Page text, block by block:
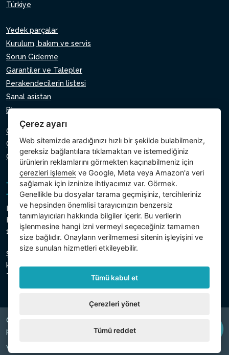
Türkiye
Yedek parçalar
Kurulum, bakım ve servis
Sorun Giderme
Garantiler ve Talepler
Perakendecilerin listesi
Sanal asistan
Bize yazın
Gizlilik Politikası
Çerez Politikası
Çerezlerin ayarı
Intex Trading, s.r.o.
Hradecká 2526/3
130 00 Prag 3 - Çek Cumhuriyeti
Şirket, Prag Belediye Mahkemesi, Bölüm C, Insert 74759'da
kayıtlıdır.
Ticaret sicil numarası 26150808, VKN CZ26150808
Copyright © 2026 INTEX TRADING s.r.o. Všechna
právavyhrazena.
Web tarafından
Çerez ayarı
Web sitemizde aradığınızı hızlı bir şekilde bulabilmeniz,
gereksiz bağlantılara tıklamaktan ve istemediğiniz
ürünlerin reklamlarını görmekten kaçınabilmeniz için
çerezleri işlemek ve Google, Meta veya Amazon'a veri
sağlamak için izninize ihtiyacımız var. Görmek.
Genellikle bu dosyalar tarama geçmişiniz, tercihleriniz
ve hepsinden önemlisi tarayıcınızın benzersiz
tanımlayıcıları hakkında bilgiler içerir. Bu verilerin
işlenmesine hangi izni vermeyi seçeceğiniz tamamen
size bağlıdır. Onayların verilmemesi sitenin işleyişini ve
size sunulan hizmetleri etkileyebilir.
Tümü kabul et
Çerezleri yönet
Tümü reddet